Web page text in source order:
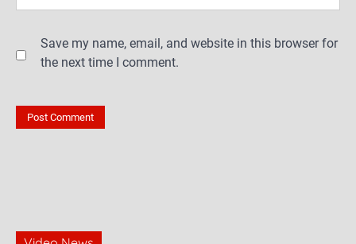
Save my name, email, and website in this browser for
the next time I comment.